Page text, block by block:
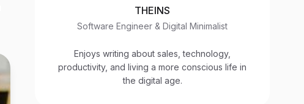
THEINS
Software Engineer & Digital Minimalist
Enjoys writing about sales, technology,
productivity, and living a more conscious life in
the digital age.